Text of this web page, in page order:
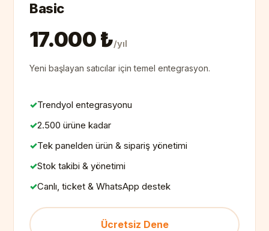
Basic
17.000 ₺/yıl
Yeni başlayan satıcılar için temel entegrasyon.
Trendyol entegrasyonu
2.500 ürüne kadar
Tek panelden ürün & sipariş yönetimi
Stok takibi & yönetimi
Canlı, ticket & WhatsApp destek
Ücretsiz Dene